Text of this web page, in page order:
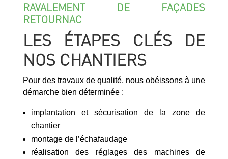
RAVALEMENT DE FAÇADES
RETOURNAC
LES ÉTAPES CLÉS DE
NOS CHANTIERS
Pour des travaux de qualité, nous obéissons à une
démarche bien déterminée :
implantation et sécurisation de la zone de
chantier
montage de l’échafaudage
réalisation des réglages des machines de